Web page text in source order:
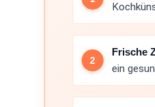
Frische
ein